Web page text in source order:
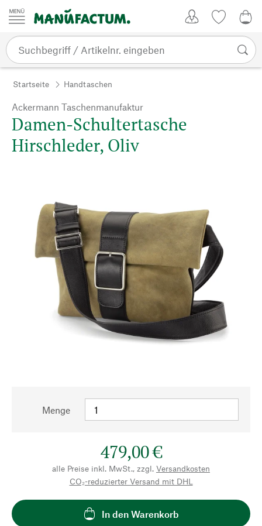
Zum Inhalt springen
Startseite Handtaschen
Ackermann Taschenmanufaktur
Damen-Schultertasche
Hirschleder, Oliv
Menge
479,00 €
alle Preise inkl. MwSt., zzgl. Versandkosten
CO₂-reduzierter Versand mit DHL
In den Warenkorb